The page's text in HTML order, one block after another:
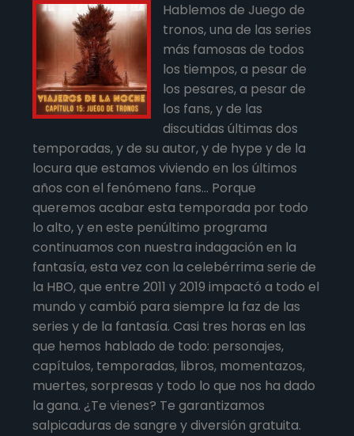
Hablemos de Juego de
tronos, una de las series
más famosas de todos
los tiempos, a pesar de
los pesares, a pesar de
los fans, y de las
discutidas últimas dos
temporadas, y de su autor, y de hype y de la
locura que estamos viviendo en los últimos
años con el fenómeno fans… Porque
queremos acabar esta temporada por todo
lo alto, y en este penúltimo programa
continuamos con nuestra indagación en la
fantasía, esta vez con la celebérrima serie de
la HBO, que entre 2011 y 2019 impactó a todo el
mundo y cambió para siempre la faz de las
series y de la fantasía. Casi tres horas en las
que hemos hablado de todo: personajes,
capítulos, temporadas, libros, momentazos,
muertes, sorpresas y todo lo que nos ha dado
la gana. ¿Te vienes? Te garantizamos
salpicaduras de sangre y diversión gratuita.